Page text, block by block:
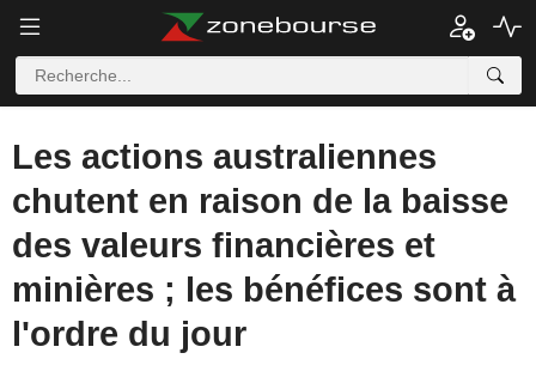
Les actions australiennes
chutent en raison de la baisse
des valeurs financières et
minières ; les bénéfices sont à
l'ordre du jour